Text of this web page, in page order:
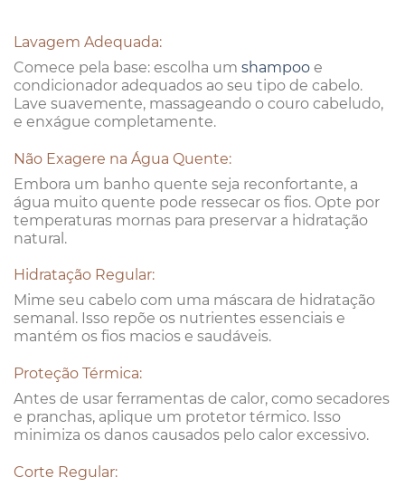
Lavagem Adequada:
Comece pela base: escolha um shampoo e
condicionador adequados ao seu tipo de cabelo.
Lave suavemente, massageando o couro cabeludo,
e enxágue completamente.
Não Exagere na Água Quente:
Embora um banho quente seja reconfortante, a
água muito quente pode ressecar os fios. Opte por
temperaturas mornas para preservar a hidratação
natural.
Hidratação Regular:
Mime seu cabelo com uma máscara de hidratação
semanal. Isso repõe os nutrientes essenciais e
mantém os fios macios e saudáveis.
Proteção Térmica:
Antes de usar ferramentas de calor, como secadores
e pranchas, aplique um protetor térmico. Isso
minimiza os danos causados pelo calor excessivo.
Corte Regular: